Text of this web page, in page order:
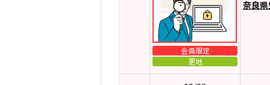
会員限定
更地
奈良